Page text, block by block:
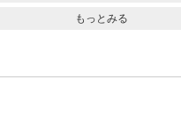
もっとみる